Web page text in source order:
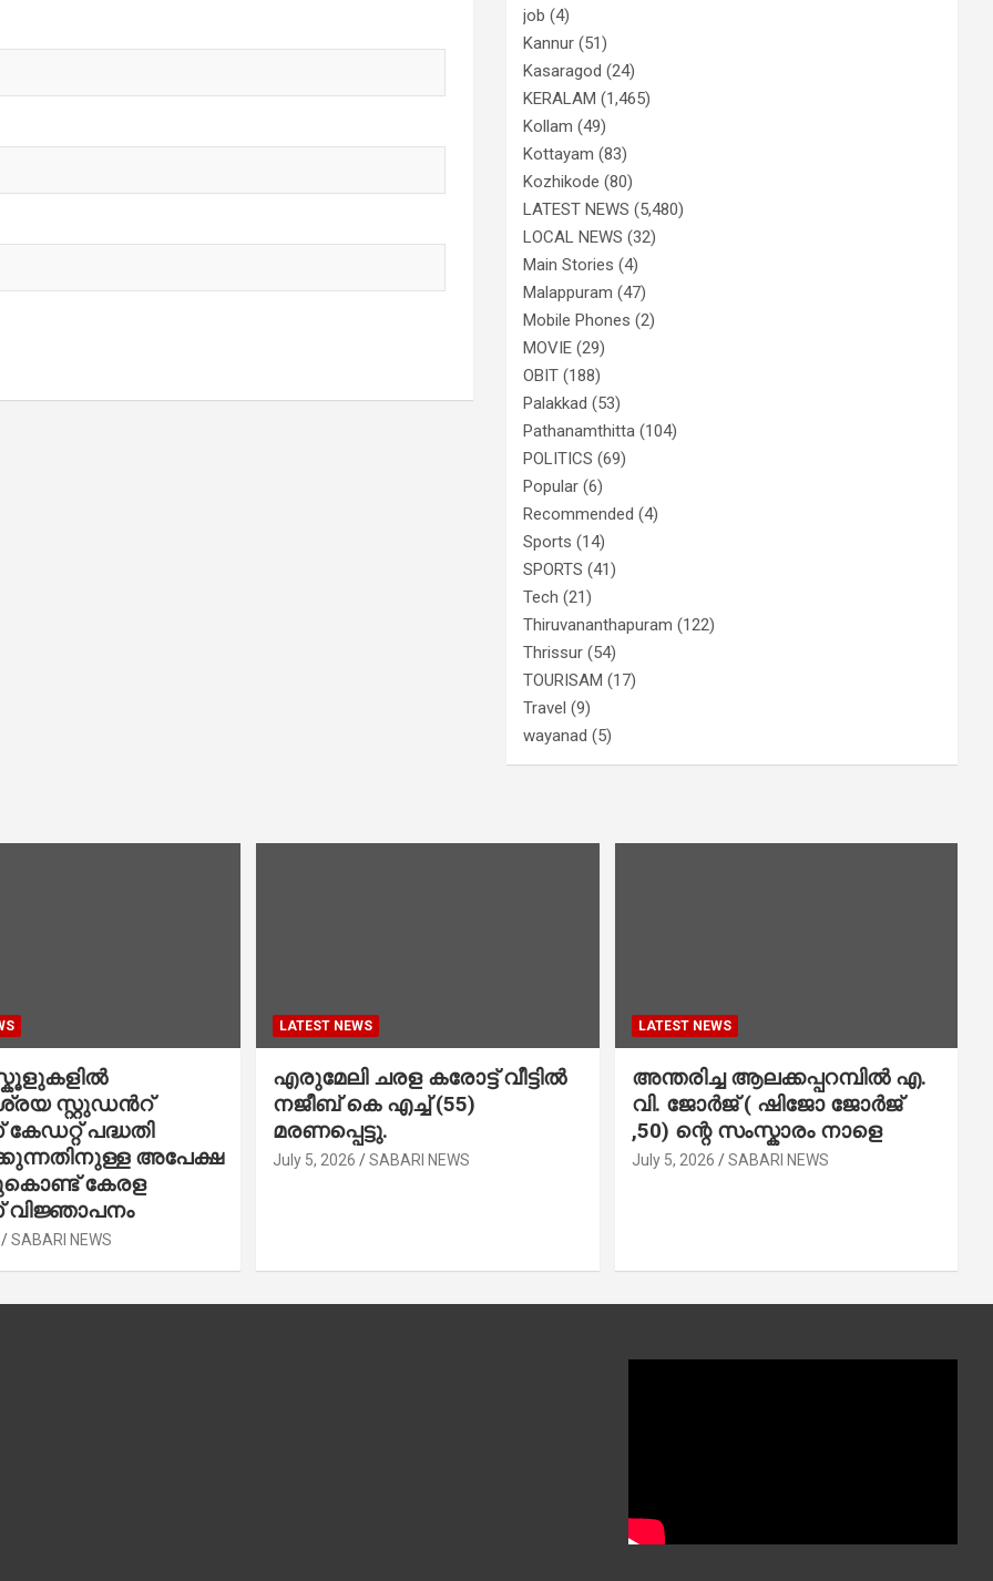
job (4)
Kannur (51)
Kasaragod (24)
KERALAM (1,465)
Kollam (49)
Kottayam (83)
Kozhikode (80)
LATEST NEWS (5,480)
LOCAL NEWS (32)
Main Stories (4)
Malappuram (47)
Mobile Phones (2)
MOVIE (29)
OBIT (188)
Palakkad (53)
Pathanamthitta (104)
POLITICS (69)
Popular (6)
Recommended (4)
Sports (14)
SPORTS (41)
Tech (21)
Thiruvananthapuram (122)
Thrissur (54)
TOURISAM (17)
Travel (9)
wayanad (5)
സ്റ്റുഡന്‍റ്
പദ്ധതി
അപേക്ഷ
കേരള
SABARI NEWS
LATEST NEWS
എരുമേലി ചരള കരോട്ട് വീട്ടിൽ
നജീബ് കെ എച്ച് (55)
മരണപ്പെട്ടു.
July 5, 2026 SABARI NEWS
LATEST NEWS
അന്തരിച്ച ആ​ല​ക്ക​പ്പ​റമ്പിൽ​ എ.​
വി. ജോ​ർ​ജ് ( ഷിജോ ജോർജ്
,50) ന്റെ സംസ്കാരം നാളെ
July 5, 2026 SABARI NEWS